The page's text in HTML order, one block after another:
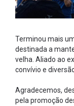
Terminou mais
destinada a
velha. Aliado ao
convívio e
Agradecemos,
pela promoção